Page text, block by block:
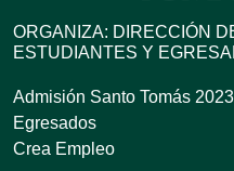
ORGANIZA: DIRECCIÓN
ESTUDIANTES Y
Admisión Santo Tomás 2023
Egresados
Crea Empleo